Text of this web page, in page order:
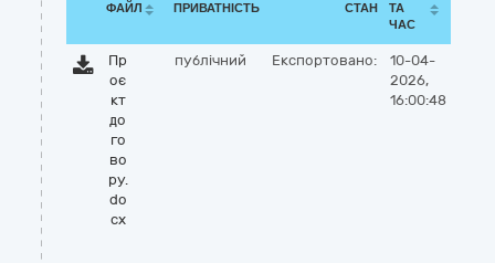
ФАЙЛ ПРИВАТНІСТЬ СТАН
ТА
ЧАС
Пр
оє
кт
до
го
во
ру.
do
cx
публічний Експортовано:
10-04-
2026,
16:00:48